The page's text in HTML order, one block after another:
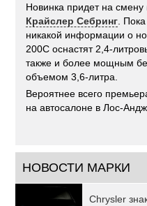
Новинка придет на
Крайслер Себринг .
никакой информации о
200C оснастят 2,4-
также и более мощным
объемом 3,6-литра.
Вероятнее всего
на автосалоне в Лос-
НОВОСТИ МАРКИ
Chrysler